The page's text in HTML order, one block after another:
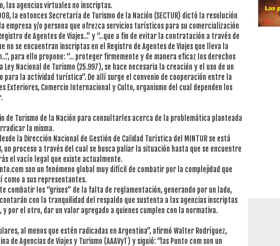
las agencias virtuales no inscriptas.
la entonces Secretaría de Turismo de la Nación (SECTUR) dictó la resolución
empresa y/o persona que ofrezca servicios turísticos para su comercialización
de Agentes de Viajes…” y “…que a fin de evitar la contratación a través de
no se encuentran inscriptas en el Registro de Agentes de Viajes que lleva la
para ello propone: “... proteger firmemente y de manera eficaz los derechos
Nacional de Turismo (25.997), se hace necesaria la creación y el uso de un
para la actividad turística”. De allí surge el convenio de cooperación entre la
Exteriores, Comercio Internacional y Culto, organismo del cual dependen los
de Turismo de la Nación para consultarles acerca de la problemática planteada
la misma.
la Dirección Nacional de Gestión de Calidad Turística del MINTUR se está
un proceso a través del cual se busca paliar la situación hasta que se encuentre
el vacío legal que existe actualmente.
son un fenómeno global muy difícil de combatir por la complejidad que
como a sus representantes.
combatir los “grises” de la falta de reglamentación, generando por un lado,
con la tranquilidad del respaldo que sustenta a las agencias inscriptas
y por el otro, dar un valor agregado a quienes cumplen con la normativa.
al menos que estén radicadas en Argentina”, afirmó Walter Rodríguez,
de Agencias de Viajes y Turismo (AAAVyT) y siguió: “las Punto com son un